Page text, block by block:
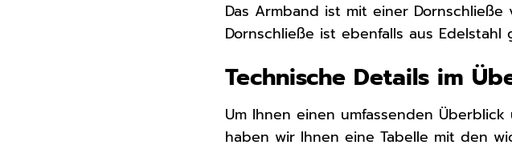
Das Armband ist mit einer
Dornschließe ist ebenfalls aus
Technische Details im
Um Ihnen einen umfassenden
haben wir Ihnen eine Tabelle mit den